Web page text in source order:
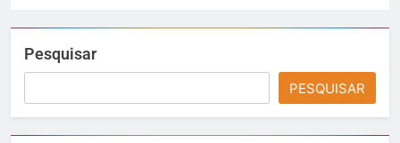
Pesquisar
PESQUISAR